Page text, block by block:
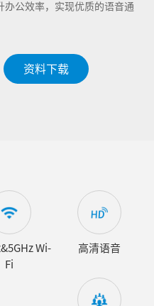
办公效率，实现优质的语音通
资料下载
Wi-
Fi
高清语音